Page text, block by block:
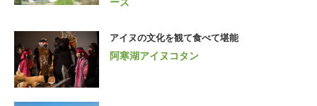
アイヌの文化を観て食べて堪能
阿寒湖アイヌコタン